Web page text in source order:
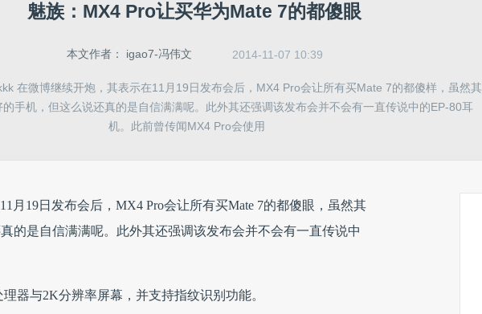
魅族：MX4 Pro让买华为Mate 7的都傻眼
本文作者： igao7-冯伟文 2014-11-07 10:39
在微博继续开炮，其表示在11月19日发布会后，MX4 Pro会让所有买Mate 7的都傻样，虽然其
手机，但这么说还真的是自信满满呢。此外其还强调该发布会并不会有一直传说中的EP-80耳
机。此前曾传闻MX4 Pro会使用
月19日发布会后，MX4 Pro会让所有买Mate 7的都傻眼，虽然其
的是自信满满呢。此外其还强调该发布会并不会有一直传说中
器与2K分辨率屏幕，并支持指纹识别功能。